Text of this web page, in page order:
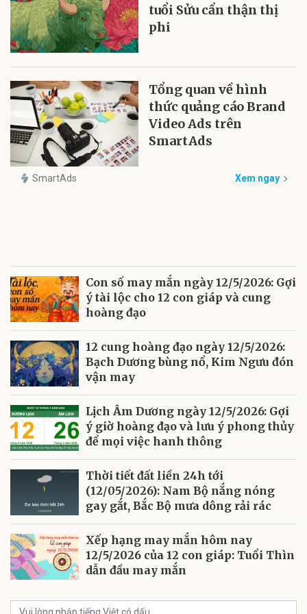
tuổi Sửu cẩn thận thị
phi
Tổng quan về hình
thức quảng cáo Brand
Video Ads trên
SmartAds
SmartAds Xem ngay
Con số may mắn ngày 12/5/2026: Gợi
ý tài lộc cho 12 con giáp và cung
hoàng đạo
12 cung hoàng đạo ngày 12/5/2026:
Bạch Dương bùng nổ, Kim Ngưu đón
vận may
Lịch Âm Dương ngày 12/5/2026: Gợi
ý giờ hoàng đạo và lưu ý phong thủy
để mọi việc hanh thông
Thời tiết đất liền 24h tới
(12/05/2026): Nam Bộ nắng nóng
gay gắt, Bắc Bộ mưa dông rải rác
Xếp hạng may mắn hôm nay
12/5/2026 của 12 con giáp: Tuổi Thìn
dẫn đầu may mắn